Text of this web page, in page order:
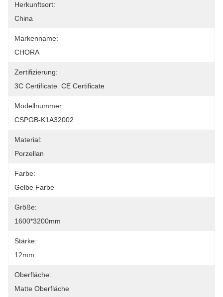
Herkunftsort:
China
Markenname:
CHORA
Zertifizierung:
3C Certificate  CE Certificate
Modellnummer:
CSPGB-K1A32002
Material:
Porzellan
Farbe:
Gelbe Farbe
Größe:
1600*3200mm
Stärke:
12mm
Oberfläche:
Matte Oberfläche